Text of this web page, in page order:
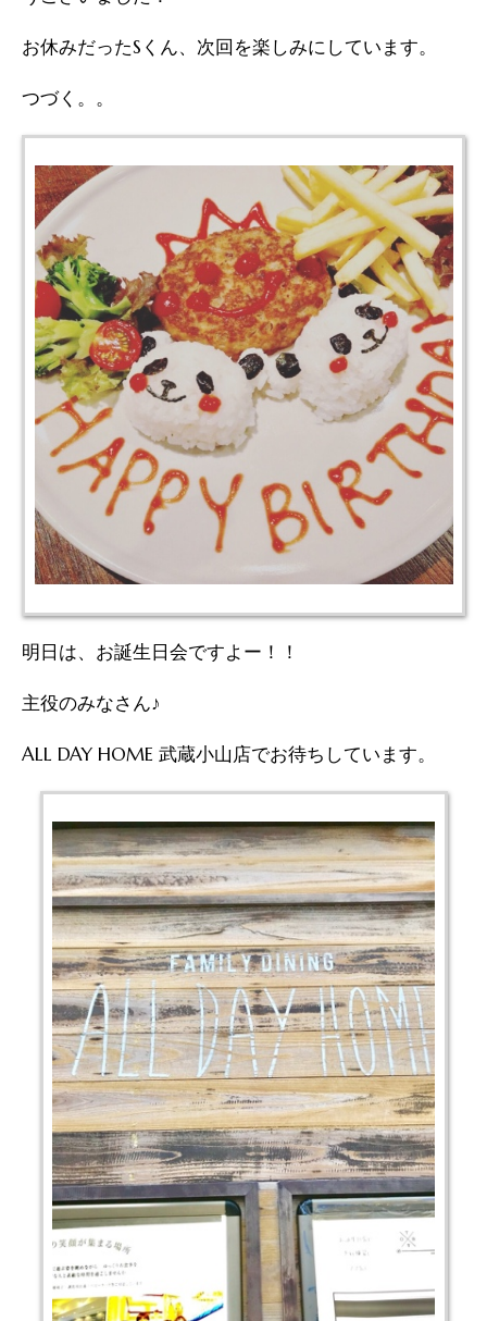
お休みだったSくん、次回を楽しみにしています。
つづく。。
明日は、お誕生日会ですよー！！
主役のみなさん♪
ALL DAY HOME 武蔵小山店でお待ちしています。